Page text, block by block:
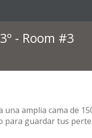
- Room #3
amplia cama de
guardar tus